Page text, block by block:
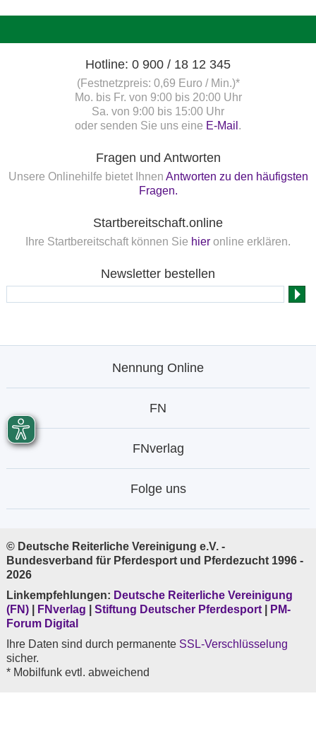
Hotline: 0 900 / 18 12 345
(Festnetzpreis: 0,69 Euro / Min.)*
Mo. bis Fr. von 9:00 bis 20:00 Uhr
Sa. von 9:00 bis 15:00 Uhr
oder senden Sie uns eine E-Mail .
Fragen und Antworten
Unsere Onlinehilfe bietet Ihnen Antworten zu den häufigsten
Fragen.
Startbereitschaft.online
Ihre Startbereitschaft können Sie hier online erklären.
Newsletter bestellen
Nennung Online
FN
FNverlag
Folge uns
© Deutsche Reiterliche Vereinigung e.V. -
Bundesverband für Pferdesport und Pferdezucht 1996 -
2026
Linkempfehlungen: Deutsche Reiterliche Vereinigung
(FN)
FNverlag Stiftung Deutscher Pferdesport
PM-
Forum Digital
Ihre Daten sind durch permanente SSL-Verschlüsselung
sicher.
* Mobilfunk evtl. abweichend